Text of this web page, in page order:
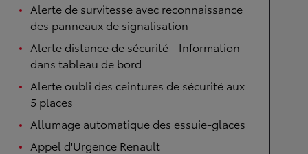
Alerte de survitesse avec reconnaissance
des panneaux de signalisation
Alerte distance de sécurité - Information
dans tableau de bord
Alerte oubli des ceintures de sécurité aux
5 places
Allumage automatique des essuie-glaces
Appel d'Urgence Renault